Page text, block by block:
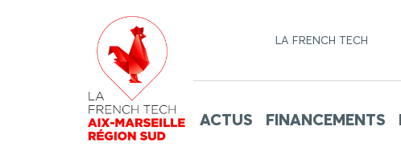
LA FRENCH TECH
ACTUS FINANCEMENTS